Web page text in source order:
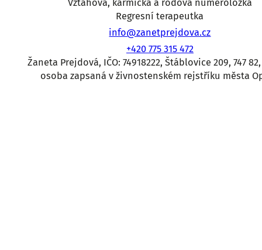
Vztahová, karmická a rodová numeroložka
Regresní terapeutka
info@zanetprejdova.cz
+420 775 315 472
Žaneta Prejdová, IČO: 74918222, Štáblovice 209, 747
osoba zapsaná v živnostenském rejstříku města